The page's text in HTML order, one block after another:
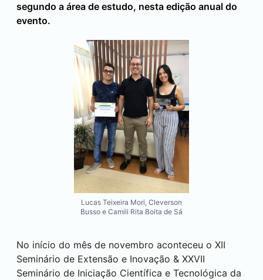
segundo a área de estudo, nesta edição anual do
evento.
Lucas Teixeira Mori, Cleverson
Busso e Camili Rita Boita de Sá
No início do mês de novembro aconteceu o XII
Seminário de Extensão e Inovação & XXVII
Seminário de Iniciação Científica e Tecnológica da